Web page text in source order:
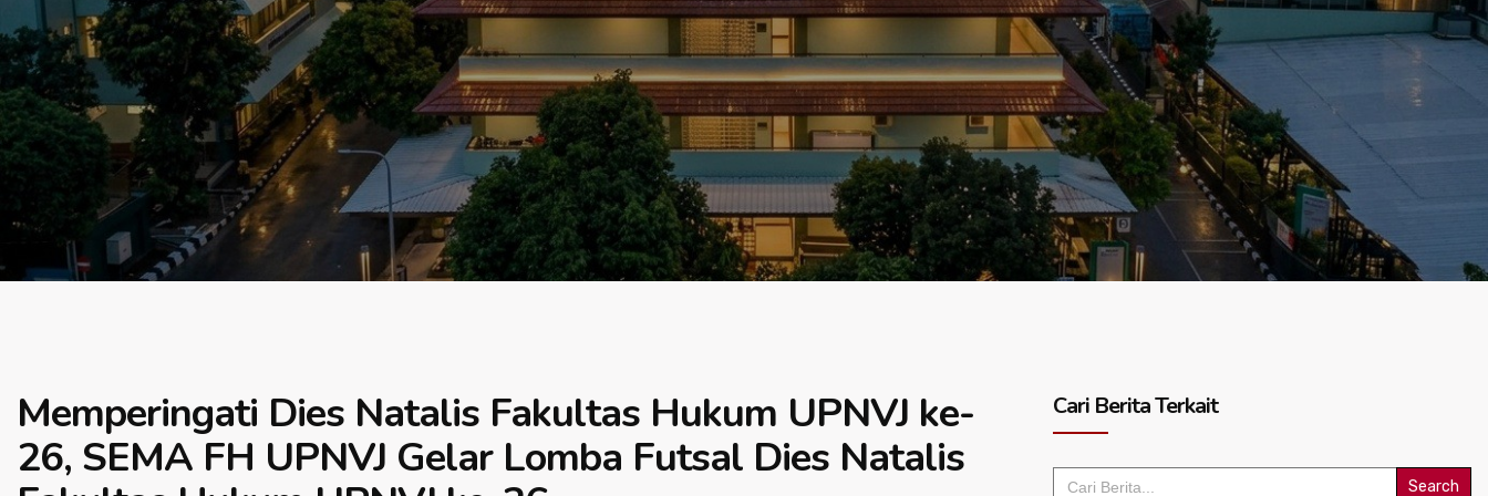
Memperingati Dies Natalis Fakultas Hukum UPNVJ ke-
26, SEMA FH UPNVJ Gelar Lomba Futsal Dies Natalis
Cari Berita Terkait
Search